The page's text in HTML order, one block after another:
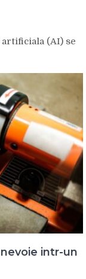
(AI) se
intr-un